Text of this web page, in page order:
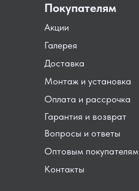
Гарантия и возврат
Монтаж и установка
Доставка
Оплата и рассрочка
Оптовым покупателям
Контакты
Вопросы и ответы
Акции
Галерея
Покупателям